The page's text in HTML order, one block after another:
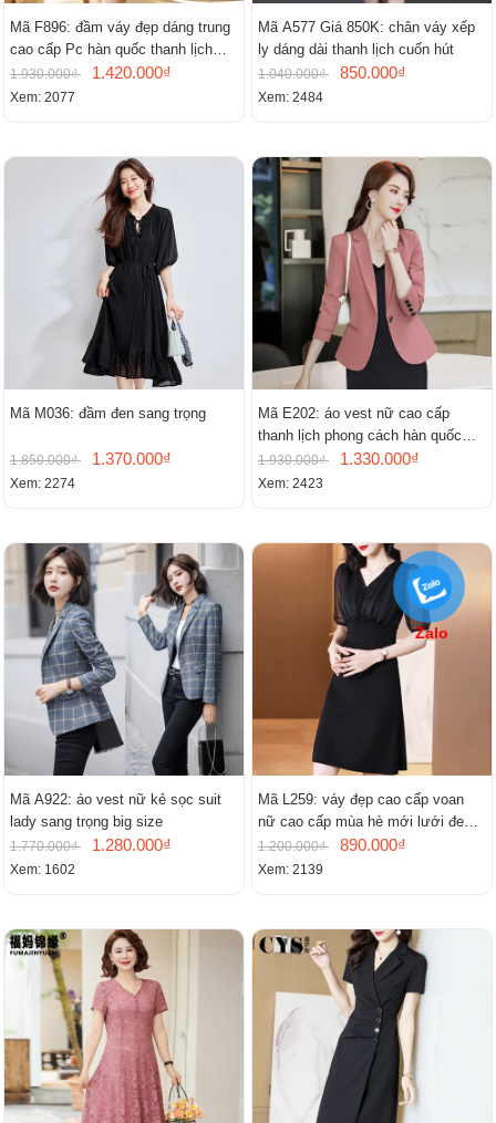
Mã F896: đầm váy đẹp dáng trung
cao cấp Pc hàn quốc thanh lịch
mới
1.930.000₫ 1.420.000₫
Xem: 2077
Mã A577 Giá 850K: chân váy xếp
ly dáng dài thanh lịch cuốn hút
1.040.000₫ 850.000₫
Xem: 2484
Mã M036: đầm đen sang trọng
1.850.000₫ 1.370.000₫
Xem: 2274
Mã E202: áo vest nữ cao cấp
thanh lịch phong cách hàn quốc
mới
1.930.000₫ 1.330.000₫
Xem: 2423
Mã A922: áo vest nữ kẻ sọc suit
lady sang trọng big size
1.770.000₫ 1.280.000₫
Xem: 1602
Mã L259: váy đẹp cao cấp voan
nữ cao cấp mùa hè mới lưới đen
cao cấp khí chất nhỏ tay ngắn
1.200.000₫ 890.000₫
Xem: 2139
Zalo